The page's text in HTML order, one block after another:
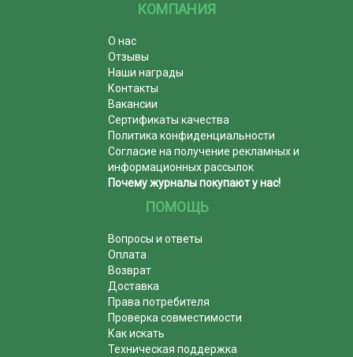
КОМПАНИЯ
О нас
Отзывы
Наши награды
Контакты
Вакансии
Сертификаты качества
Политика конфиденциальности
Согласие на получение рекламных и
информационных рассылок
Почему журналы покупают у нас!
ПОМОЩЬ
Вопросы и ответы
Оплата
Возврат
Доставка
Права потребителя
Проверка совместимости
Как искать
Техническая поддержка